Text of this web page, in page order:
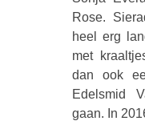
Rose.
heel erg
met
dan ook
Edelsmid
gaan. In